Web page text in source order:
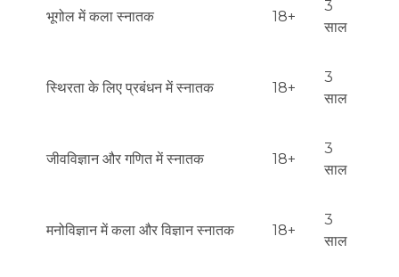
भूगोल में कला स्नातक 18+
3
साल
स्थिरता के लिए प्रबंधन में स्नातक 18+
3
साल
जीवविज्ञान और गणित में स्नातक 18+
3
साल
मनोविज्ञान में कला और विज्ञान स्नातक 18+
3
साल